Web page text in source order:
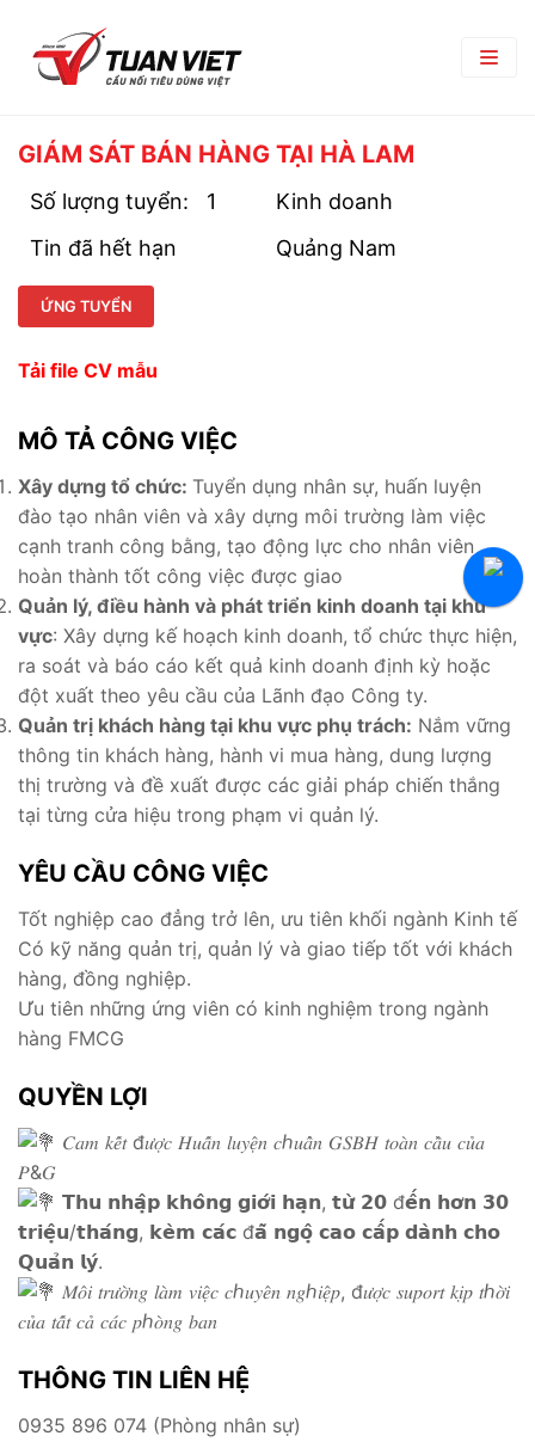
TRANG CHỦ
GIỚI THIỆU
Giới Thiệu Chung
Chi Nhánh
TRUNG TÂM THƯƠNG MẠI
TIN TỨC
TUYỂN DỤNG
Quy Trình Tuyển Dụng
Chính Sách Lao Động
Tuyển Thực Tập Sinh
Hỏi Đáp Tuyển Dụng
GIÁM SÁT BÁN HÀNG TẠI HÀ LAM
Số lượng tuyển: 1
Kinh doanh
Tin đã hết hạn
Quảng Nam
ỨNG TUYỂN
Tải file CV mẫu
MÔ TẢ CÔNG VIỆC
Xây dựng tổ chức: Tuyển dụng nhân sự, huấn luyện
đào tạo nhân viên và xây dựng môi trường làm việc
cạnh tranh công bằng, tạo động lực cho nhân viên
hoàn thành tốt công việc được giao
Quản lý, điều hành và phát triển kinh doanh tại khu
vực: Xây dựng kế hoạch kinh doanh, tổ chức thực hiện,
ra soát và báo cáo kết quả kinh doanh định kỳ hoặc
đột xuất theo yêu cầu của Lãnh đạo Công ty.
Quản trị khách hàng tại khu vực phụ trách: Nắm vững
thông tin khách hàng, hành vi mua hàng, dung lượng
thị trường và đề xuất được các giải pháp chiến thắng
tại từng cửa hiệu trong phạm vi quản lý.
YÊU CẦU CÔNG VIỆC
Tốt nghiệp cao đẳng trở lên, ưu tiên khối ngành Kinh tế
Có kỹ năng quản trị, quản lý và giao tiếp tốt với khách
hàng, đồng nghiệp.
Ưu tiên những ứng viên có kinh nghiệm trong ngành
hàng FMCG
QUYỀN LỢI
𝐶𝑎𝑚 𝑘𝑒̂́𝑡 đ𝑢̛𝑜̛̣𝑐 𝐻𝑢𝑎̂́𝑛 𝑙𝑢𝑦𝑒̣̂𝑛 𝑐ℎ𝑢𝑎̂̉𝑛 𝐺𝑆𝐵𝐻 𝑡𝑜𝑎̀𝑛 𝑐𝑎̂̀𝑢 𝑐𝑢̉𝑎
𝑃&𝐺
𝗧𝗵𝘂 𝗻𝗵𝗮̣̂𝗽 𝗸𝗵𝗼̂𝗻𝗴 𝗴𝗶𝗼̛́𝗶 𝗵𝗮̣𝗻, 𝘁𝘂̛̀ 𝟮𝟬 đ𝗲̂́𝗻 𝗵𝗼̛𝗻 𝟯𝟬
𝘁𝗿𝗶𝗲̣̂𝘂/𝘁𝗵𝗮́𝗻𝗴, 𝗸𝗲̀𝗺 𝗰𝗮́𝗰 đ𝗮̃ 𝗻𝗴𝗼̣̂ 𝗰𝗮𝗼 𝗰𝗮̂́𝗽 𝗱𝗮̀𝗻𝗵 𝗰𝗵𝗼
𝗤𝘂𝗮̉𝗻 𝗹𝘆́.
𝑀𝑜̂𝑖 𝑡𝑟𝑢̛𝑜̛̀𝑛𝑔 𝑙𝑎̀𝑚 𝑣𝑖𝑒̣̂𝑐 𝑐ℎ𝑢𝑦𝑒̂𝑛 𝑛𝑔ℎ𝑖𝑒̣̂𝑝, đ𝑢̛𝑜̛̣𝑐 𝑠𝑢𝑝𝑜𝑟𝑡 𝑘𝑖̣𝑝 𝑡ℎ𝑜̛̀𝑖
𝑐𝑢̉𝑎 𝑡𝑎̂́𝑡 𝑐𝑎̉ 𝑐𝑎́𝑐 𝑝ℎ𝑜̀𝑛𝑔 𝑏𝑎𝑛
THÔNG TIN LIÊN HỆ
0935 896 074 (Phòng nhân sự)